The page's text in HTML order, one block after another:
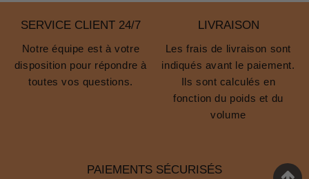
SERVICE CLIENT 24/7
Notre équipe est à votre
disposition pour répondre à
toutes vos questions.
LIVRAISON
Les frais de livraison sont
indiqués avant le paiement.
Ils sont calculés en
fonction du poids et du
volume
PAIEMENTS SÉCURISÉS